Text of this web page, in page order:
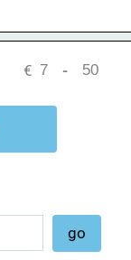
€ Minimum
-Maximum
go